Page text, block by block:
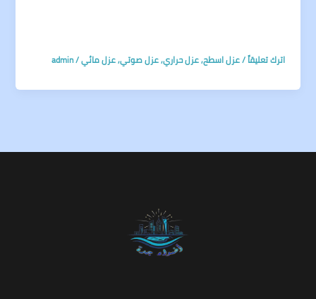
اترك تعليقاً/عزل اسطح,عزل حراري,عزل صوتي,عزل مائي/
admin